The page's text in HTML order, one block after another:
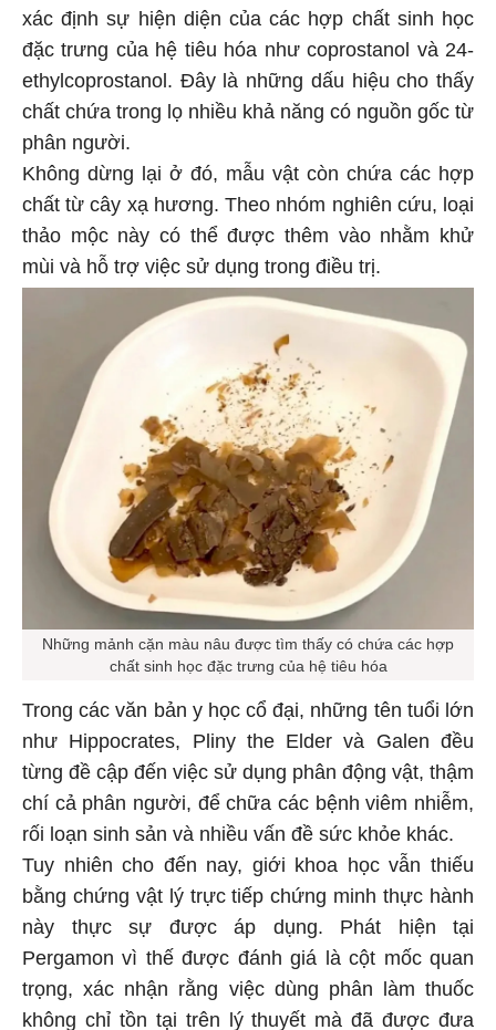
xác định sự hiện diện của các hợp chất sinh học
đặc trưng của hệ tiêu hóa như coprostanol và 24-
ethylcoprostanol. Đây là những dấu hiệu cho thấy
chất chứa trong lọ nhiều khả năng có nguồn gốc từ
phân người.
Không dừng lại ở đó, mẫu vật còn chứa các hợp
chất từ cây xạ hương. Theo nhóm nghiên cứu, loại
thảo mộc này có thể được thêm vào nhằm khử
mùi và hỗ trợ việc sử dụng trong điều trị.
Những mảnh cặn màu nâu được tìm thấy có chứa các hợp
chất sinh học đặc trưng của hệ tiêu hóa
Trong các văn bản y học cổ đại, những tên tuổi lớn
như Hippocrates, Pliny the Elder và Galen đều
từng đề cập đến việc sử dụng phân động vật, thậm
chí cả phân người, để chữa các bệnh viêm nhiễm,
rối loạn sinh sản và nhiều vấn đề sức khỏe khác.
Tuy nhiên cho đến nay, giới khoa học vẫn thiếu
bằng chứng vật lý trực tiếp chứng minh thực hành
này thực sự được áp dụng. Phát hiện tại
Pergamon vì thế được đánh giá là cột mốc quan
trọng, xác nhận rằng việc dùng phân làm thuốc
không chỉ tồn tại trên lý thuyết mà đã được đưa